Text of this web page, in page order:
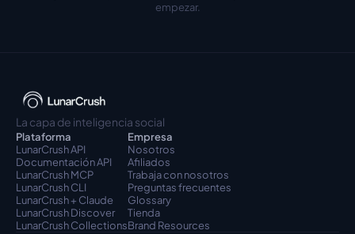
empezar.
La capa de inteligencia social
Plataforma
LunarCrush API
Documentación API
LunarCrush MCP
LunarCrush CLI
LunarCrush + Claude
LunarCrush Discover
LunarCrush Collections
Empresa
Nosotros
Afiliados
Trabaja con nosotros
Preguntas frecuentes
Glossary
Tienda
Brand Resources